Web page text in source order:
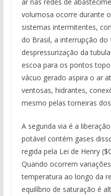
volumosa ocorre durante
sistemas intermitentes,
do Brasil, a interrupção
despressurização da
escoa para os pontos
vácuo gerado aspira o ar
ventosas, hidrantes,
mesmo pelas torneiras
A segunda via é a
potável contém gases
regida pela Lei de Henry
Quando ocorrem
temperatura ao longo da
equilíbrio de saturação é